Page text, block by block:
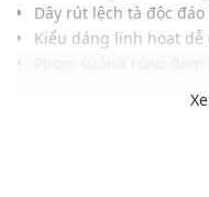
Dây rút lệch tà độc
Kiểu dáng linh hoạt
Chất liệu cotton pha
Đường may gọn gàng